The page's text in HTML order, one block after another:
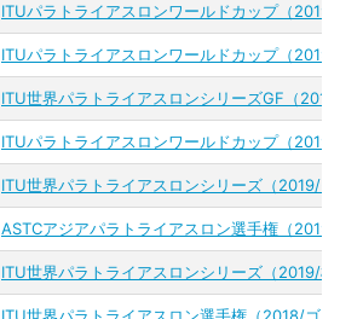
ITUパラトライアスロンワールドカップ（
ITUパラトライアスロンワールドカップ（
ITU世界パラトライアスロンシリーズGF（
ITUパラトライアスロンワールドカップ（2019/
ITU世界パラトライアスロンシリーズ（2019/
ASTCアジアパラトライアスロン選手権（
ITU世界パラトライアスロンシリーズ（2019/横